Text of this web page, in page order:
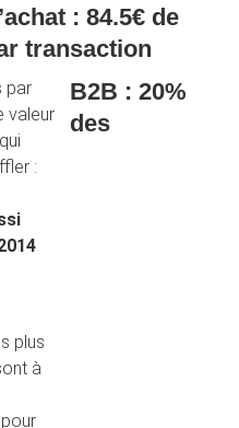
: 84.5€ de
transaction
par
valeur
:
plus
à
B2B : 20%
des